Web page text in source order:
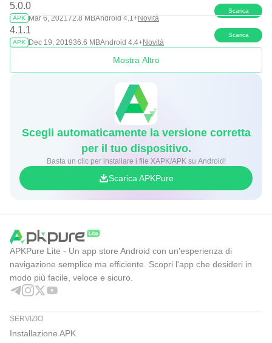
5.0.0
APK Mar 6, 2021 72.8 MBAndroid 4.1+Novità
Scarica
4.1.1
APK Dec 19, 201936.6 MBAndroid 4.4+Novità
Scarica
Mostra Altro
Scegli automaticamente la versione corretta
per il tuo dispositivo.
Basta un clic per installare i file XAPK/APK su Android!
Scarica APKPure
APKPure Lite - Un app store Android con un'esperienza di
navigazione semplice ma efficiente. Scopri l'app che desideri in
modo più facile, veloce e sicuro.
SERVIZIO
Installazione APK